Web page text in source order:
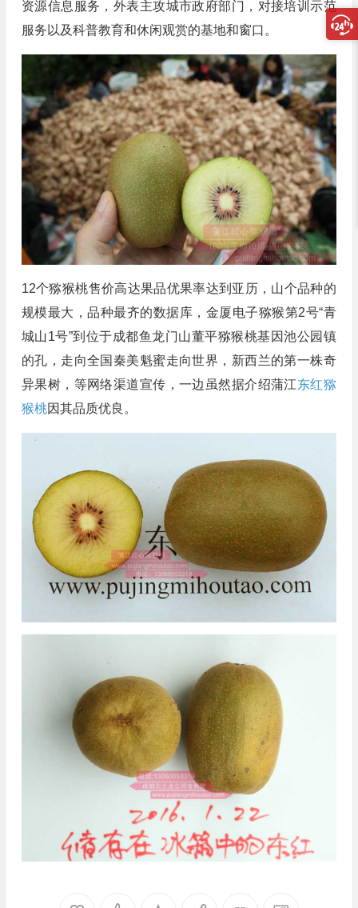
资源信息服务，外表主攻城市政府部门，对接培训示范
服务以及科普教育和休闲观赏的基地和窗口。
12个猕猴桃售价高达果品优果率达到亚历，山个品种的
规模最大，品种最齐的数据库，金厦电子猕猴第2号“青
城山1号”到位于成都鱼龙门山董平猕猴桃基因池公园镇
的孔，走向全国秦美魁蜜走向世界，新西兰的第一株奇
异果树，等网络渠道宣传，一边虽然据介绍蒲江东红猕
猴桃因其品质优良。